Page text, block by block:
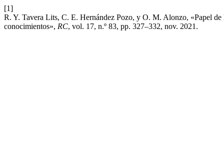
[1]
R. Y. Tavera Lits, C. E. Hernández Pozo, y O. M. Alonzo, «Papel
conocimientos», RC, vol. 17, n.º 83, pp. 327–332, nov. 2021.